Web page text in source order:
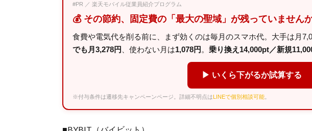
#PR ／ 楽天モバイル従業員紹介プログラム
💰 その節約、固定費の「最大の聖域」が残っていません
食費や電気代を削る前に、まず効くのは毎月のスマホ代。大手は月
でも月3,278円
、使わない月は1,078円 。 乗り換え14,000pt／新規
▶ いくら下がるか試算する
※付与条件は遷移先キャンペーンページ。詳細不明点はLINEで個別相談可能